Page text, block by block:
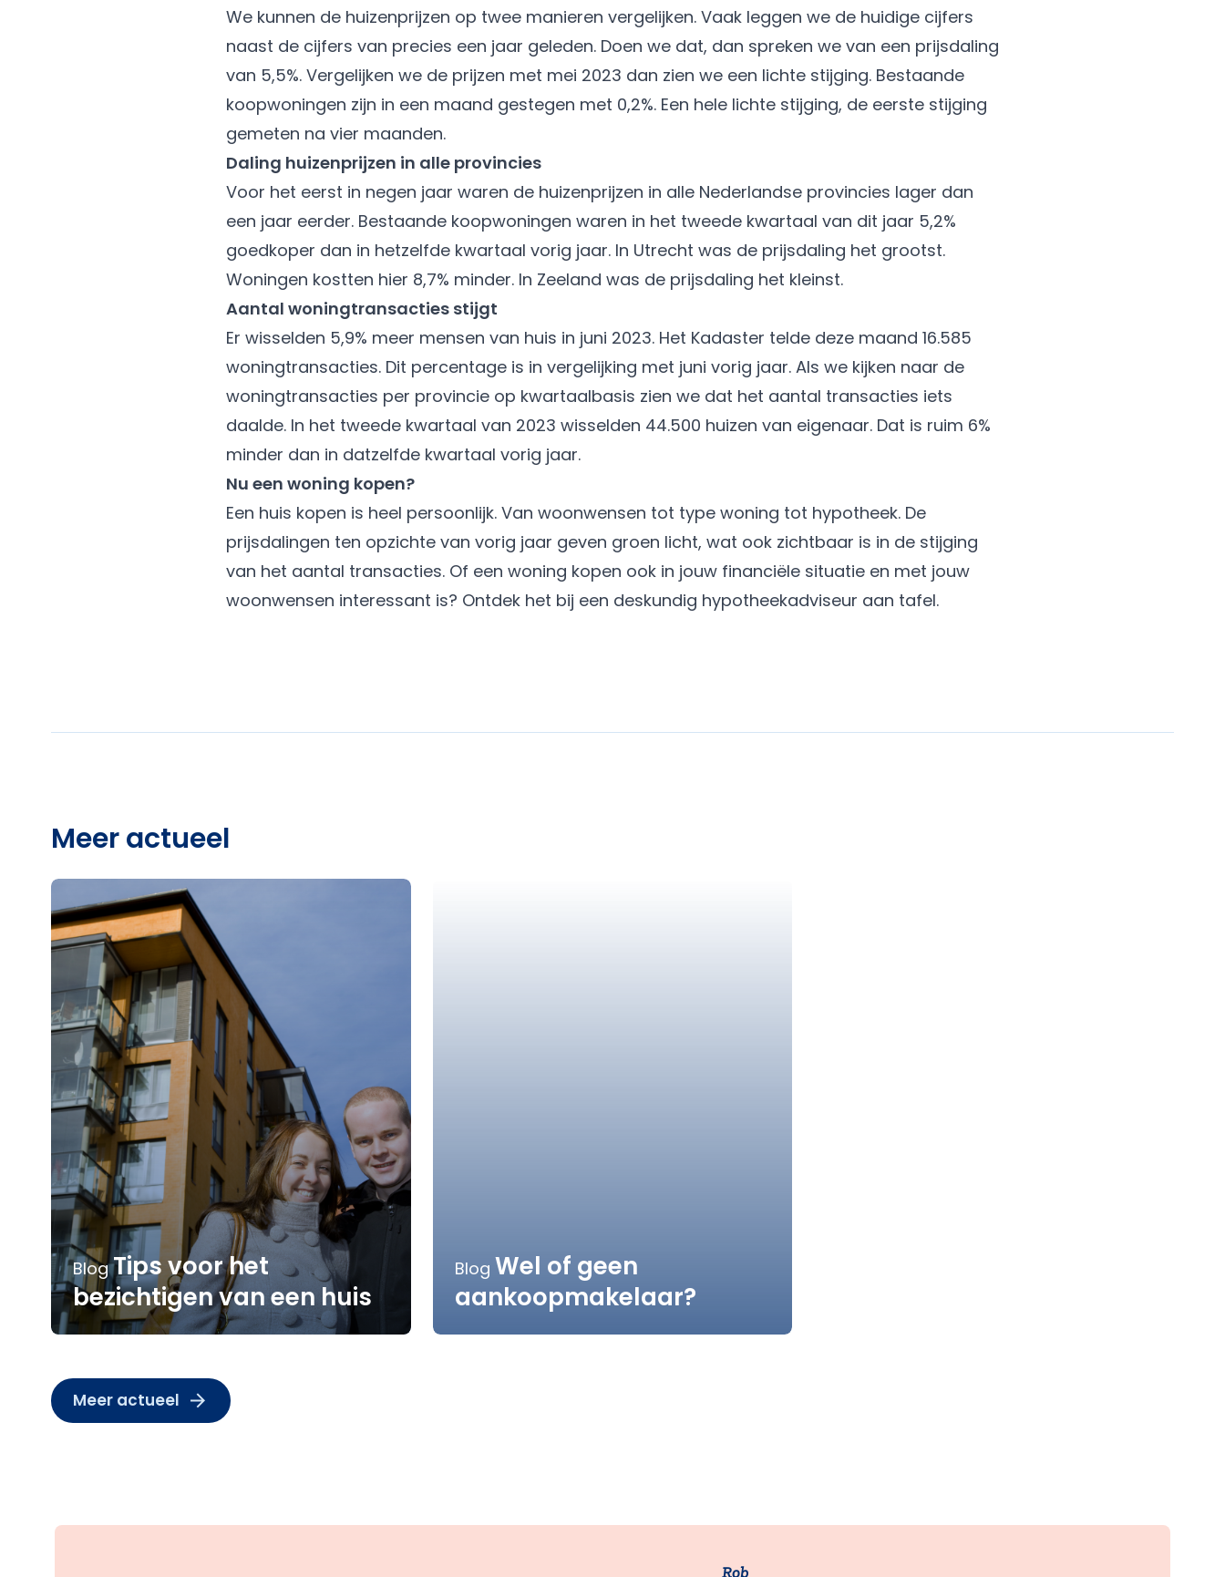
We kunnen de huizenprijzen op twee manieren vergelijken. Vaak leggen we de huidige cijfers
naast de cijfers van precies een jaar geleden. Doen we dat, dan spreken we van een prijsdaling
van 5,5%. Vergelijken we de prijzen met mei 2023 dan zien we een lichte stijging. Bestaande
koopwoningen zijn in een maand gestegen met 0,2%. Een hele lichte stijging, de eerste stijging
gemeten na vier maanden.
Daling huizenprijzen in alle provincies
Voor het eerst in negen jaar waren de huizenprijzen in alle Nederlandse provincies lager dan
een jaar eerder. Bestaande koopwoningen waren in het tweede kwartaal van dit jaar 5,2%
goedkoper dan in hetzelfde kwartaal vorig jaar. In Utrecht was de prijsdaling het grootst.
Woningen kostten hier 8,7% minder. In Zeeland was de prijsdaling het kleinst.
Aantal woningtransacties stijgt
Er wisselden 5,9% meer mensen van huis in juni 2023. Het Kadaster telde deze maand 16.585
woningtransacties. Dit percentage is in vergelijking met juni vorig jaar. Als we kijken naar de
woningtransacties per provincie op kwartaalbasis zien we dat het aantal transacties iets
daalde. In het tweede kwartaal van 2023 wisselden 44.500 huizen van eigenaar. Dat is ruim 6%
minder dan in datzelfde kwartaal vorig jaar.
Nu een woning kopen?
Een huis kopen is heel persoonlijk. Van woonwensen tot type woning tot hypotheek. De
prijsdalingen ten opzichte van vorig jaar geven groen licht, wat ook zichtbaar is in de stijging
van het aantal transacties. Of een woning kopen ook in jouw financiële situatie en met jouw
woonwensen interessant is? Ontdek het bij een deskundig hypotheekadviseur aan tafel.
Meer actueel
Blog Tips voor het
bezichtigen van een huis
Blog Wel of geen
aankoopmakelaar?
Meer actueel
Rob